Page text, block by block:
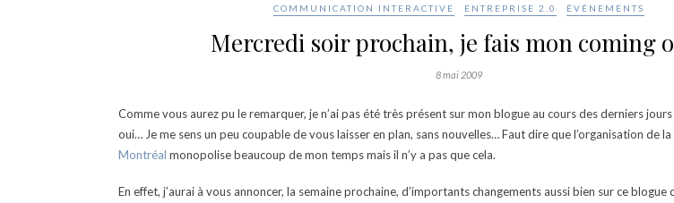
COMMUNICATION INTERACTIVE ENTREPRISE 2.0 ÉVÉNEMENTS
Mercredi soir prochain, je fais mon coming
8 mai 2009
Comme vous aurez pu le remarquer, je n’ai pas été très présent sur mon blogue au cours des derniers jours
oui… Je me sens un peu coupable de vous laisser en plan, sans nouvelles… Faut dire que l’organisation de
Montréal monopolise beaucoup de mon temps mais il n’y a pas que cela.
En effet, j’aurai à vous annoncer, la semaine prochaine, d’importants changements aussi bien sur ce blogue